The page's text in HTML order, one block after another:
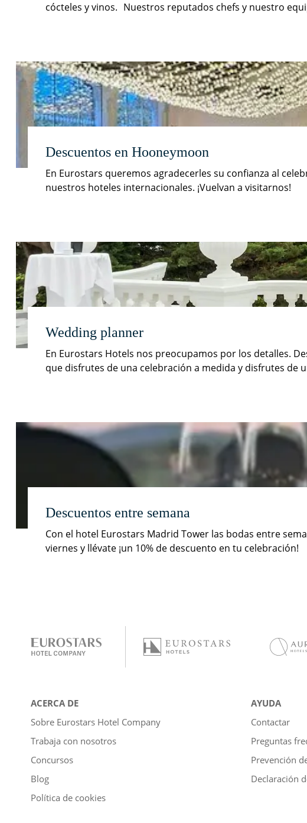
cócteles y vinos. Nuestros reputados chefs y nuestro
Descuentos en Hooneymoon
En Eurostars queremos agradecerles su confianza al
nuestros hoteles internacionales. ¡Vuelvan a visitarnos!
Wedding planner
En Eurostars Hotels nos preocupamos por los detalles.
que disfrutes de una celebración a medida y disfrutes de
Descuentos entre semana
Con el hotel Eurostars Madrid Tower las bodas entre
viernes y llévate ¡un 10% de descuento en tu celebración!
ACERCA DE
Sobre Eurostars Hotel Company
Trabaja con nosotros
Concursos
Blog
Política de cookies
AYUDA
Contactar
Preguntas
Prevención
Declaración